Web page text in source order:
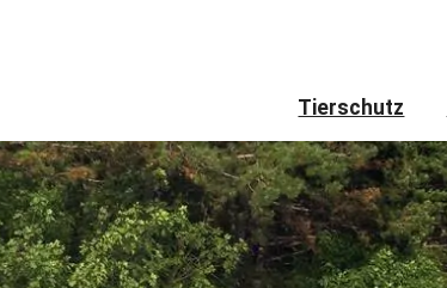
Tierschutz